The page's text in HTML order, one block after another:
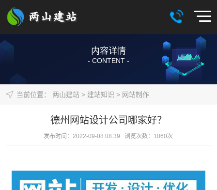
内容详情
- CONTENT -
当前位置： 两山建站> 建站知识 > 网站制作
德州网站设计公司哪家好？
发布时间：2022-09-08 08:39 浏览次数： 1060次